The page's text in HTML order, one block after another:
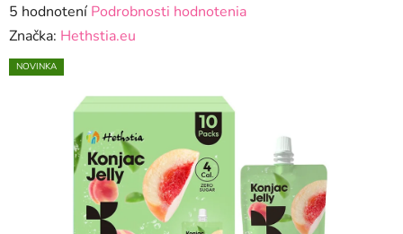
Priemerné
hodnotenie
produktu
5 hodnotení Podrobnosti hodnotenia
Značka: Hethstia.eu
NOVINKA